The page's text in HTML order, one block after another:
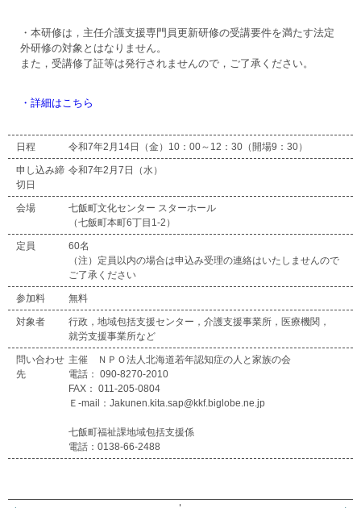
・本研修は，主任介護支援専門員更新研修の受講要件を満たす法定
外研修の対象とはなりません。
また，受講修了証等は発行されませんので，ご了承ください。
・詳細はこちら
日程 令和7年2月14日（金）10：00～12：30（開場9：30）
申し込み締
切日
令和7年2月7日（水）
会場
七飯町文化センター スターホール
（七飯町本町6丁目1-2）
定員
60名
（注）定員以内の場合は申込み受理の連絡はいたしませんので
ご了承ください
参加料 無料
対象者
行政，地域包括支援センター，介護支援事業所，医療機関，
就労支援事業所など
問い合わせ
先
主催 ＮＰＯ法人北海道若年認知症の人と家族の会
電話： 090-8270-2010
FAX： 011-205-0804
Ｅ-mail：Jakunen.kita.sap@kkf.biglobe.ne.jp
七飯町福祉課地域包括支援係
電話：0138-66-2488